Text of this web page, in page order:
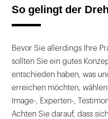
So gelingt der Dreh
Bevor Sie allerdings Ihre
sollten Sie ein gutes
entschieden haben, was
erreichen möchten,
Image-, Experten-,
Achten Sie darauf, dass